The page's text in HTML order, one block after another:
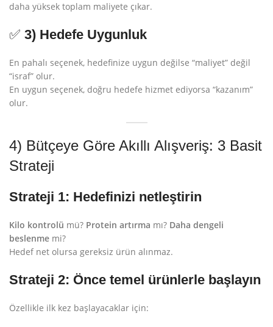
daha yüksek toplam maliyete çıkar.
✅ 3) Hedefe Uygunluk
En pahalı seçenek, hedefinize uygun değilse “maliyet” değil
“israf” olur.
En uygun seçenek, doğru hedefe hizmet ediyorsa “kazanım”
olur.
4) Bütçeye Göre Akıllı Alışveriş: 3 Basit
Strateji
Strateji 1: Hedefinizi netleştirin
Kilo kontrolü mü? Protein artırma mı? Daha dengeli
beslenme mi?
Hedef net olursa gereksiz ürün alınmaz.
Strateji 2: Önce temel ürünlerle başlayın
Özellikle ilk kez başlayacaklar için: